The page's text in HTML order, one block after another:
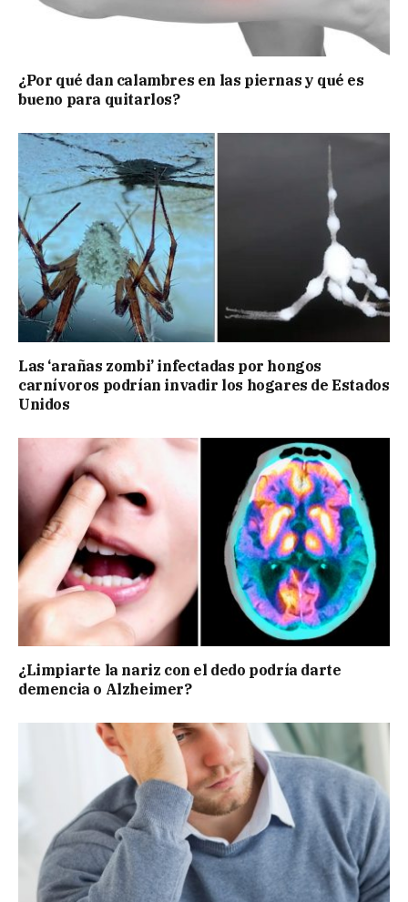
¿Por qué dan calambres en las piernas y qué es
bueno para quitarlos?
Las ‘arañas zombi’ infectadas por hongos
carnívoros podrían invadir los hogares de Estados
Unidos
¿Limpiarte la nariz con el dedo podría darte
demencia o Alzheimer?